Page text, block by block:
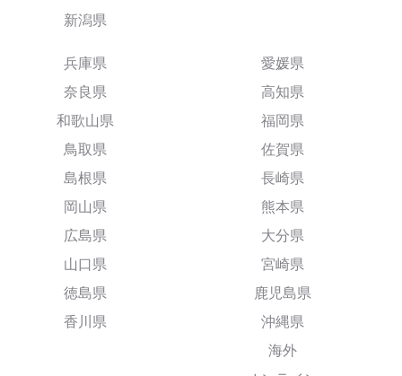
新潟県
兵庫県
奈良県
和歌山県
鳥取県
島根県
岡山県
広島県
山口県
徳島県
香川県
愛媛県
高知県
福岡県
佐賀県
長崎県
熊本県
大分県
宮崎県
鹿児島県
沖縄県
海外